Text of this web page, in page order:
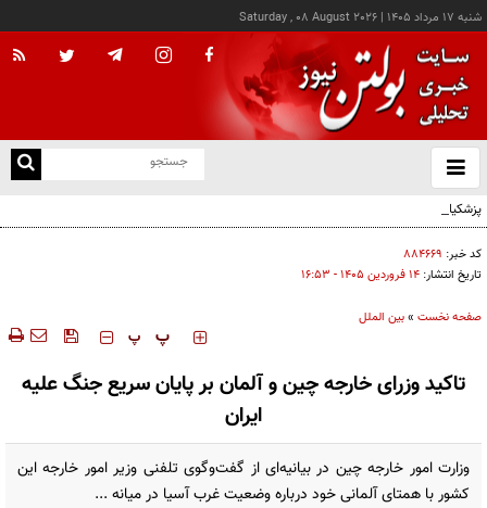
شنبه ۱۷ مرداد ۱۴۰۵ |
Saturday , 08 August 2026
باز
و
پزشکیان: خدمت بی‌منت و مشارکت مردمی، پایه حل مشکلات کشور است
کد خبر: ۸۸۴۶۶۹
تاریخ انتشار: ۱۴ فروردين ۱۴۰۵ - ۱۶:۵۳
صفحه نخست »بین الملل
‍‍‍ پ پ
تاکید وزرای خارجه چین و آلمان بر پایان سریع جنگ علیه
ایران
وزارت امور خارجه چین در بیانیه‌ای از گفت‌وگوی تلفنی وزیر امور خارجه این
کشور با همتای آلمانی خود درباره وضعیت غرب آسیا در میانه ...